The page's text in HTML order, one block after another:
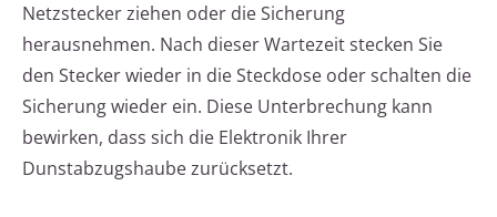
Netzstecker ziehen oder die Sicherung
herausnehmen. Nach dieser Wartezeit stecken Sie
den Stecker wieder in die Steckdose oder schalten die
Sicherung wieder ein. Diese Unterbrechung kann
bewirken, dass sich die Elektronik Ihrer
Dunstabzugshaube zurücksetzt.